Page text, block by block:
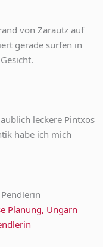
leckere Pintxos
habe ich mich
Planung, Ungarn